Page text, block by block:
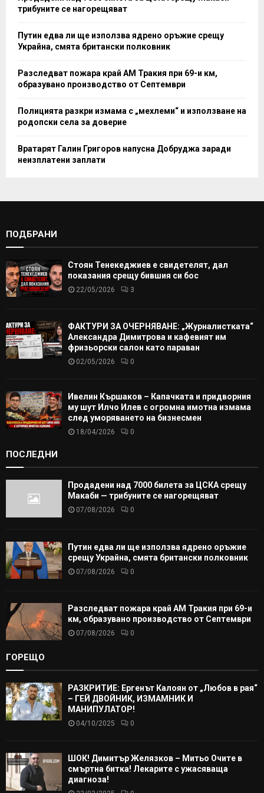
трибуните се нагорещяват
Путин едва ли ще използва ядрено оръжие срещу
Украйна, смята британски полковник
Разследват пожара край АМ Тракия при 69-и км,
образувано производство от Септември
Полицията разкри измама с „мехлеми“ и използване на
родопски села за доверие
Вратарят Галин Григоров напусна Добруджа заради
неизплатени заплати
ПОДБРАНИ
Стоян Тенекеджиев е свидетелят, дал
показания срещу бившия си бос
22/05/2026 3
ФАКТУРИ ЗА ОЧЕРНЯВАНЕ: „Журналистката“
Александра Димитрова и кафевият им
фризьорски салон като параван
02/05/2026 0
Ивелин Кършаков – Капачката и придворния
му шут Илчо Илев с огромна имотна измама
след уморяването на бизнесмен
18/04/2026 0
ПОСЛЕДНИ
Продадени над 7000 билета за ЦСКА срещу
Макаби — трибуните се нагорещяват
07/08/2026 0
Путин едва ли ще използва ядрено оръжие
срещу Украйна, смята британски полковник
07/08/2026 0
Разследват пожара край АМ Тракия при 69-и
км, образувано производство от Септември
07/08/2026 0
ГОРЕЩО
РАЗКРИТИЕ: Ергенът Калоян от „Любов в рая“
– ГЕЙ ДВОЙНИК, ИЗМАМНИК И
МАНИПУЛАТОР!
04/10/2025 0
ШОК! Димитър Желязков – Митьо Очите в
смъртна битка! Лекарите с ужасяваща
диагноза!